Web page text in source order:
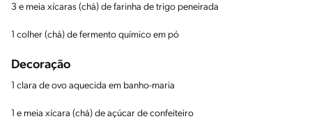
3 e meia xícaras (chá) de farinha de trigo peneirada
1 colher (chá) de fermento químico em pó
Decoração
1 clara de ovo aquecida em banho-maria
1 e meia xícara (chá) de açúcar de confeiteiro